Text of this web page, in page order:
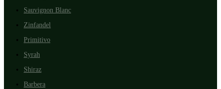
Sauvignon Blanc
Zinfandel
Primitivo
Syrah
Shiraz
Barbera